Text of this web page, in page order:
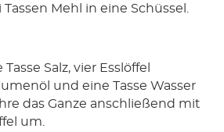
Tassen Mehl in eine Schüssel.
Salz, vier Esslöffel
und eine Tasse Wasser
das Ganze anschließend mit
um.